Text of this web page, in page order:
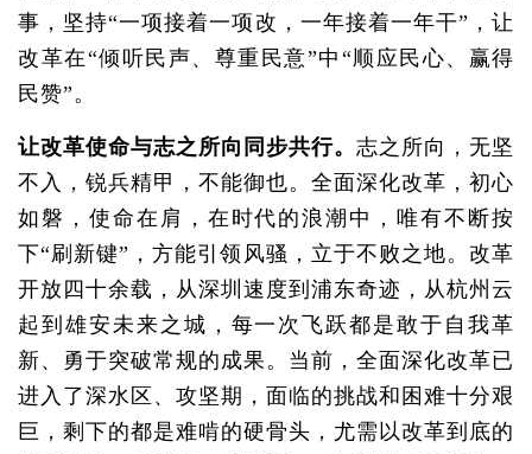
事，坚持“一项接着一项改，一年接着一年干”，让
改革在“倾听民声、尊重民意”中“顺应民心、赢得
民赞”。
让改革使命与志之所向同步共行。 志之所向，无坚
不入，锐兵精甲，不能御也。全面深化改革，初心
如磐，使命在肩，在时代的浪潮中，唯有不断按
下“刷新键”，方能引领风骚，立于不败之地。改革
开放四十余载，从深圳速度到浦东奇迹，从杭州云
起到雄安未来之城，每一次飞跃都是敢于自我革
新、勇于突破常规的成果。当前，全面深化改革已
进入了深水区、攻坚期，面临的挑战和困难十分艰
巨，剩下的都是难啃的硬骨头，尤需以改革到底的